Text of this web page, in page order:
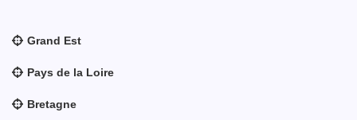
Grand Est
Pays de la Loire
Bretagne